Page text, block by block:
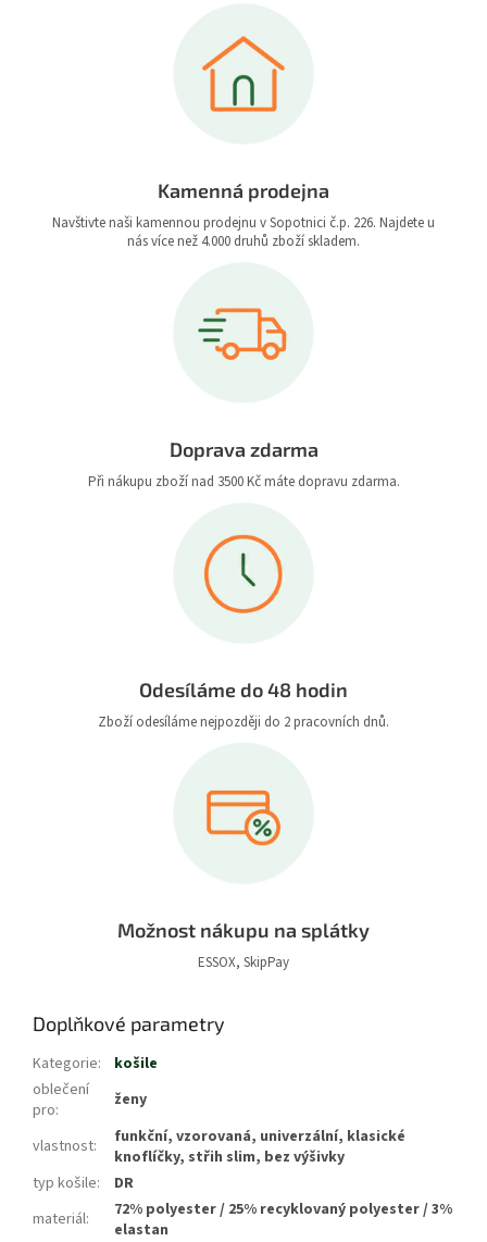
Kamenná prodejna
Navštivte naši kamennou prodejnu v Sopotnici č.p. 226. Najdete u
nás více než 4.000 druhů zboží skladem.
Doprava zdarma
Při nákupu zboží nad 3500 Kč máte dopravu zdarma.
Odesíláme do 48 hodin
Zboží odesíláme nejpozději do 2 pracovních dnů.
Možnost nákupu na splátky
ESSOX, SkipPay
Doplňkové parametry
Kategorie:
košile
oblečení
pro: ženy
vlastnost:
funkční, vzorovaná, univerzální, klasické
knoflíčky, střih slim, bez výšivky
typ košile:
DR
materiál:
72% polyester / 25% recyklovaný polyester / 3%
elastan